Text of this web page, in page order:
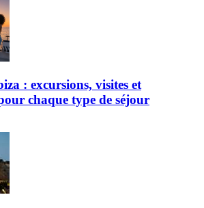
: excursions, visites et
chaque type de séjour